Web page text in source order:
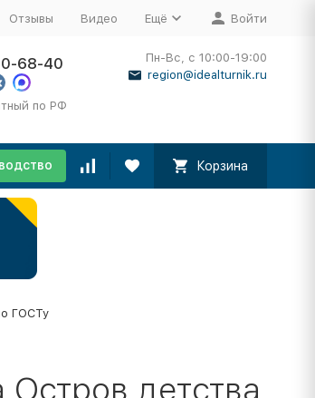
Отзывы Видео Ещё Войти
68-40
по РФ
Пн-Вс, с 10:00-19:00
region@idealturnik.ru
Корзина
ГОСТу
детства